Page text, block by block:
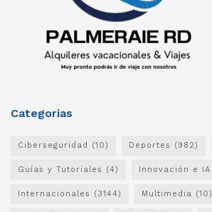
Categorias
Ciberseguridad (10) Deportes (982)
Guías y Tutoriales (4) Innovación e IA
Internacionales (3144) Multimedia (10)